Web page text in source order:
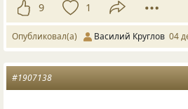
9 1
Опубликовал(а) Василий Круглов 04
#1907138